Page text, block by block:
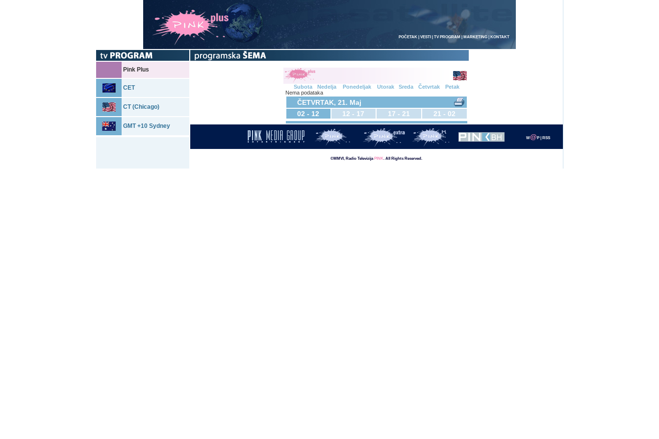
POČETAK| VESTI TV PROGRAM MARKETING| KONTAKT
Pink Plus
CET
CT (Chicago)
GMT +10 Sydney
Subota Nedelja Ponedeljak Utorak Sreda Četvrtak
Petak
Nema podataka
ČETVRTAK, 21. Maj
02 - 12
12 - 17 17 - 21 21 - 02
W@ P RSS
©MMVI, Radio Televizija PINK. All Rights Reserved.